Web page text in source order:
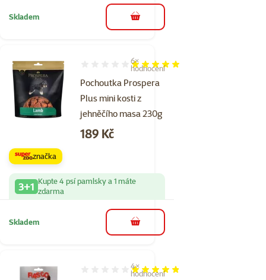
Skladem do košíku
Pochoutka Prospera
Plus mini kosti z
jehněčího masa 230g
Hodnocení 100%, počet hodnocení: 6
6×
hodnocení
Cena
189 Kč
značka
3+1 Kupte 4 psí pamlsky a 1 máte
zdarma
Skladem do košíku
Hodnocení 95%, počet hodnocení: 4
4×
hodnocení